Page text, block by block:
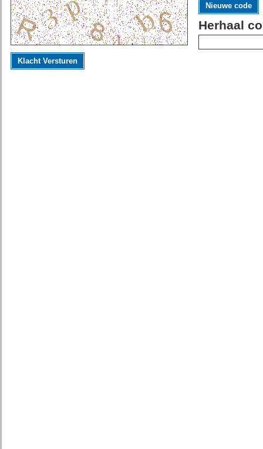
Nieuwe code
Herhaal
Klacht Versturen